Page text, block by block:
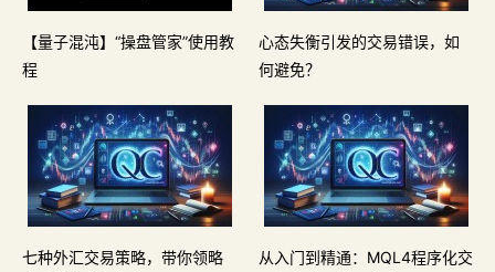
【量子混沌】“操盘管家”使用教
程
心态失衡引发的交易错误，如
何避免？
七种外汇交易策略，带你领略
从入门到精通：MQL4程序化交